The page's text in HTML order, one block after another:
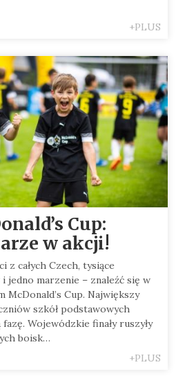
+PLUS
Cup:
w akcji!
z całych Czech, tysiące
jedno marzenie – znaleźć się w
Cup. Największy
szkół podstawowych
Wojewódzkie finały ruszyły
boisk…
+PLUS